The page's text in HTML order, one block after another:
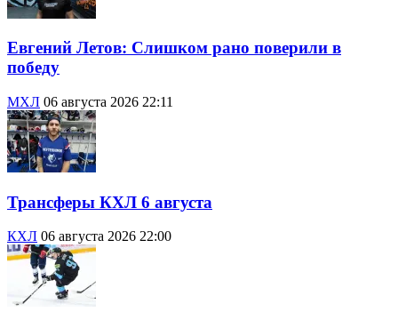
Евгений Летов: Слишком рано поверили в
победу
МХЛ 06 августа 2026 22:11
Трансферы КХЛ 6 августа
КХЛ 06 августа 2026 22:00